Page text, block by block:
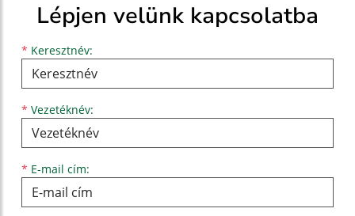
Lépjen velünk kapcsolatba
* Keresztnév:
Keresztnév
* Vezetéknév:
Vezetéknév
* E-mail cím:
E-mail cím